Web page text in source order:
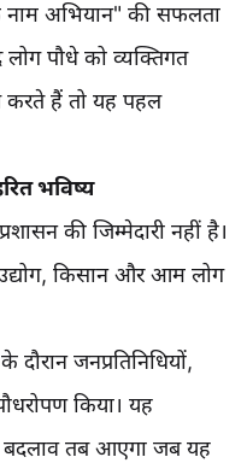
अभियान" की सफलता
लोग पौधे को व्यक्तिगत
करते हैं तो यह पहल
भविष्य
की जिम्मेदारी नहीं है।
किसान और आम लोग
जनप्रतिनिधियों,
किया। यह
बदलाव तब आएगा जब यह